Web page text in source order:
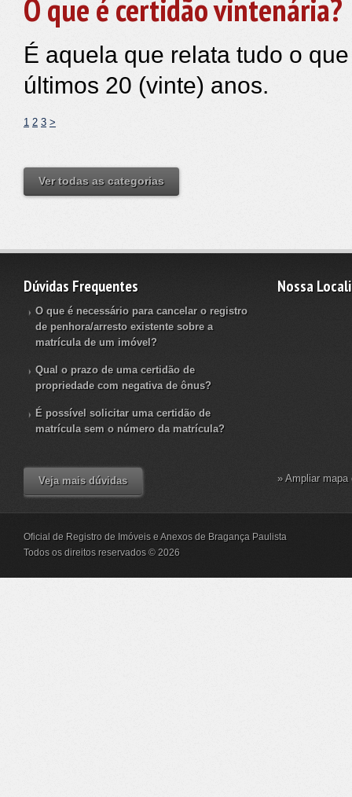
O que é certidão vintenária?
É aquela que relata tudo o
últimos 20 (vinte) anos.
1 2 3 >
Ver todas as categorias
Dúvidas Frequentes
O que é necessário para cancelar o registro
de penhora/arresto existente sobre a
matrícula de um imóvel?
Qual o prazo de uma certidão de
propriedade com negativa de ônus?
É possível solicitar uma certidão de
matrícula sem o número da matrícula?
Veja mais dúvidas
Nossa
» Ampliar
Oficial de Registro de Imóveis e Anexos de Bragança Paulista
Todos os direitos reservados © 2026